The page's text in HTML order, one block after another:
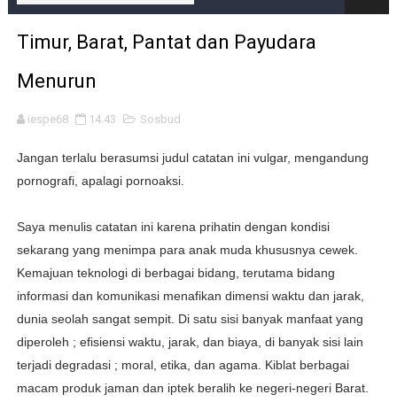
PAD Kotabaru Ternyata Cuma 10 Persen Dari APBD
Jalan Alternatif Km 171 Satui, Perlukah Tanah Banjar
Kalau Saja Tagline Capres Indonesia 'Asli Pribumi
Sunnah Nabi, Kanal di Youtube Yang Menghina Nabi
2 Lagu Paling Aneh di Dunia
Pemkab Tanah Bumbu dan Media Diluar Rangkulan
Langkah Denny Indrayana Mencari Keadilan di MK
Pilih Ikut Fir'aun Daripada Nabi Musa
PKI Muncul, Kenapa Tidak ?
Timur, Barat, Pantat dan Payudara
Menurun
iespe68 14.43 Sosbud
Jangan terlalu berasumsi judul catatan ini vulgar, mengandung
pornografi, apalagi pornoaksi.
Saya menulis catatan ini karena prihatin dengan kondisi
sekarang yang menimpa para anak muda khususnya cewek.
Kemajuan teknologi di berbagai bidang, terutama bidang
informasi dan komunikasi menafikan dimensi waktu dan jarak,
dunia seolah sangat sempit. Di satu sisi banyak manfaat yang
diperoleh ; efisiensi waktu, jarak, dan biaya, di banyak sisi lain
terjadi degradasi ; moral, etika, dan agama. Kiblat berbagai
macam produk jaman dan iptek beralih ke negeri-negeri Barat.